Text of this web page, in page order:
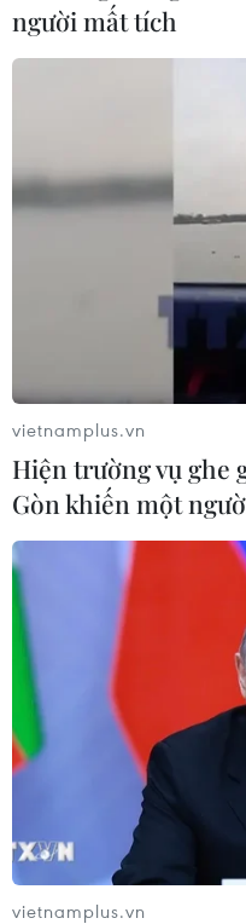
Ông Donald
trừng phạt Mỹ
29/12/2016 23:33
Tổng thống đắc cử Mỹ
phản ứng với việc chính
các biện pháp trừng
kêu gọi nước Mỹ "bước
người mất tích
vietnamplus.vn
Hiện trường vụ ghe
Gòn khiến một
vietnamplus.vn